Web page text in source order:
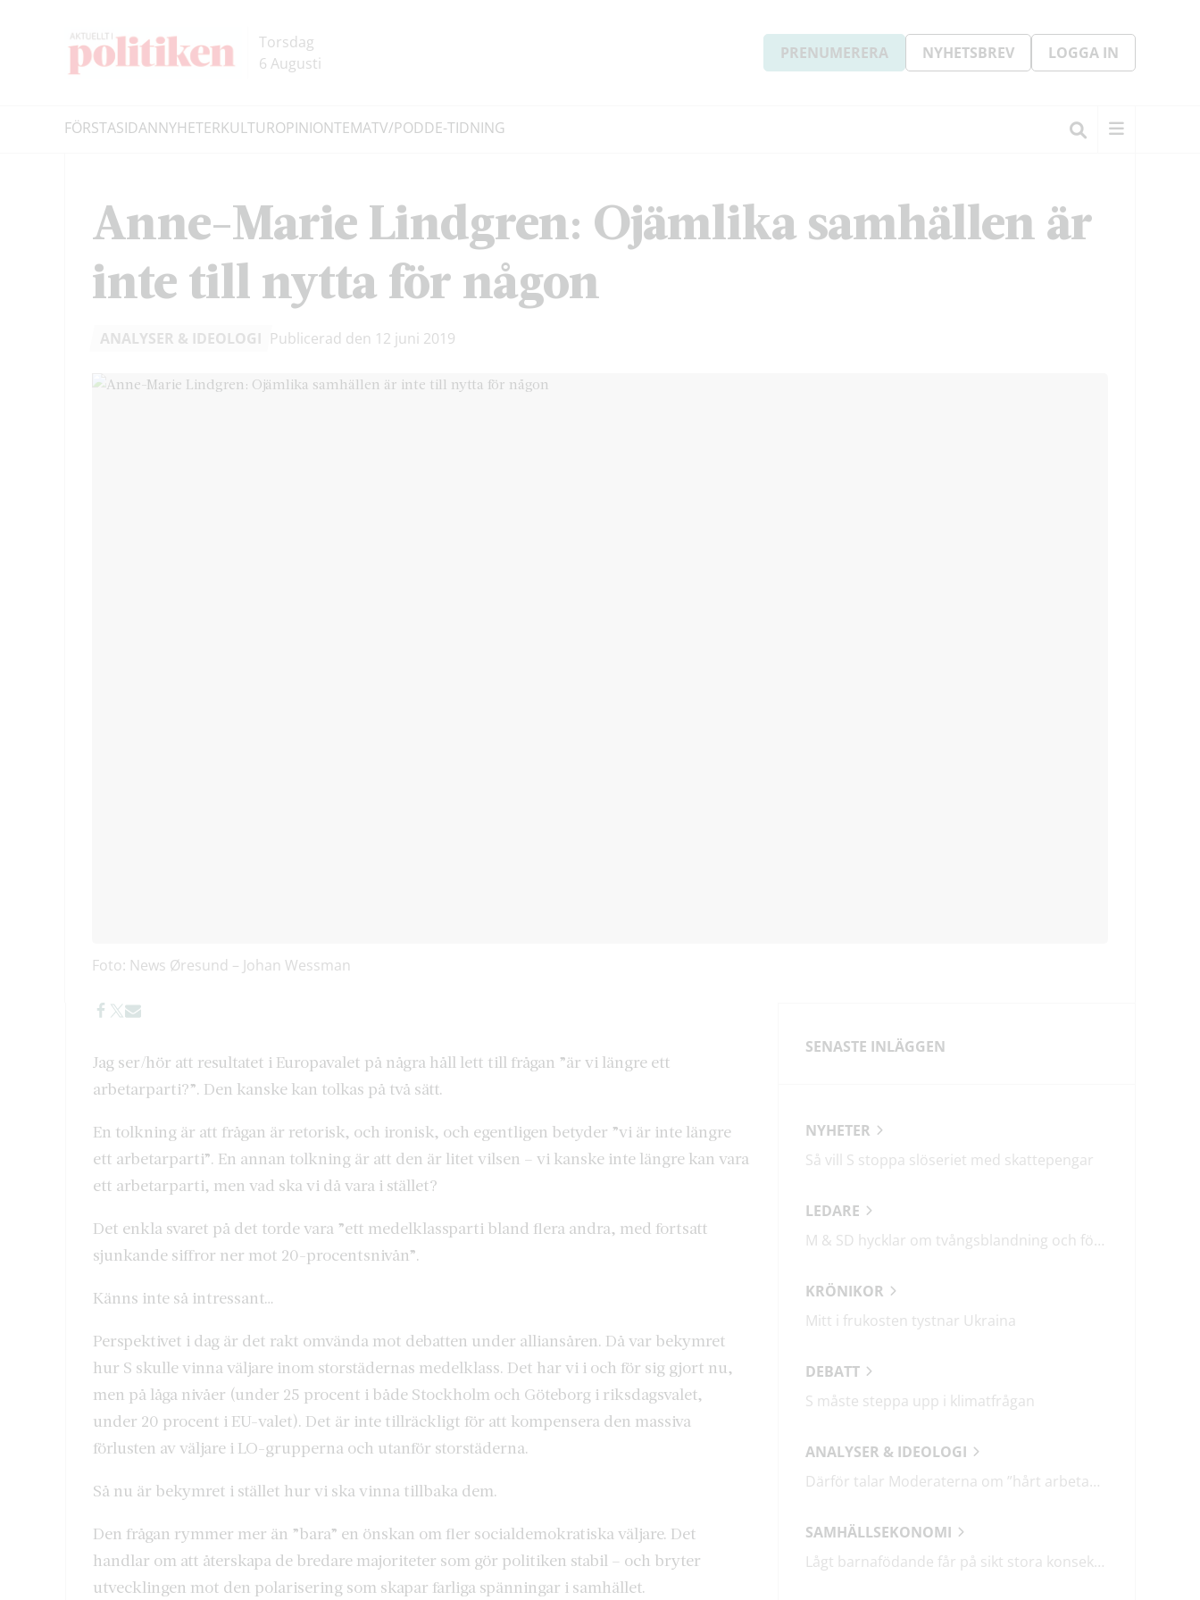
Torsdag
6 Augusti
PRENUMERERA NYHETSBREV LOGGA IN
FÖRSTASIDANNYHETERKULTUROPINIONTEMATV/PODDE-TIDNING
Anne-Marie Lindgren: Ojämlika samhällen är
inte till nytta för någon
ANALYSER & IDEOLOGI Publicerad den 12 juni 2019
Foto: News Øresund – Johan Wessman
Jag ser/hör att resultatet i Europavalet på några håll lett till frågan ”är vi längre ett
arbetarparti?”. Den kanske kan tolkas på två sätt.
En tolkning är att frågan är retorisk, och ironisk, och egentligen betyder ”vi är inte längre
ett arbetarparti”. En annan tolkning är att den är litet vilsen – vi kanske inte längre kan vara
ett arbetarparti, men vad ska vi då vara i stället?
Det enkla svaret på det torde vara ”ett medelklassparti bland flera andra, med fortsatt
sjunkande siffror ner mot 20-procentsnivån”.
Känns inte så intressant…
Perspektivet i dag är det rakt omvända mot debatten under alliansåren. Då var bekymret
hur S skulle vinna väljare inom storstädernas medelklass. Det har vi i och för sig gjort nu,
men på låga nivåer (under 25 procent i både Stockholm och Göteborg i riksdagsvalet,
under 20 procent i EU-valet). Det är inte tillräckligt för att kompensera den massiva
förlusten av väljare i LO-grupperna och utanför storstäderna.
Så nu är bekymret i stället hur vi ska vinna tillbaka dem.
Den frågan rymmer mer än ”bara” en önskan om fler socialdemokratiska väljare. Det
handlar om att återskapa de bredare majoriteter som gör politiken stabil – och bryter
utvecklingen mot den polarisering som skapar farliga spänningar i samhället.
SENASTE INLÄGGEN
NYHETER
Så vill S stoppa slöseriet med skattepengar
LEDARE
M & SD hycklar om tvångsblandning och förvärrar segregationen
KRÖNIKOR
Mitt i frukosten tystnar Ukraina
DEBATT
S måste steppa upp i klimatfrågan
ANALYSER & IDEOLOGI
Därför talar Moderaterna om ”hårt arbetande människor”
SAMHÄLLSEKONOMI
Lågt barnafödande får på sikt stora konsekvenser